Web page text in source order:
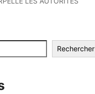
Rechercher